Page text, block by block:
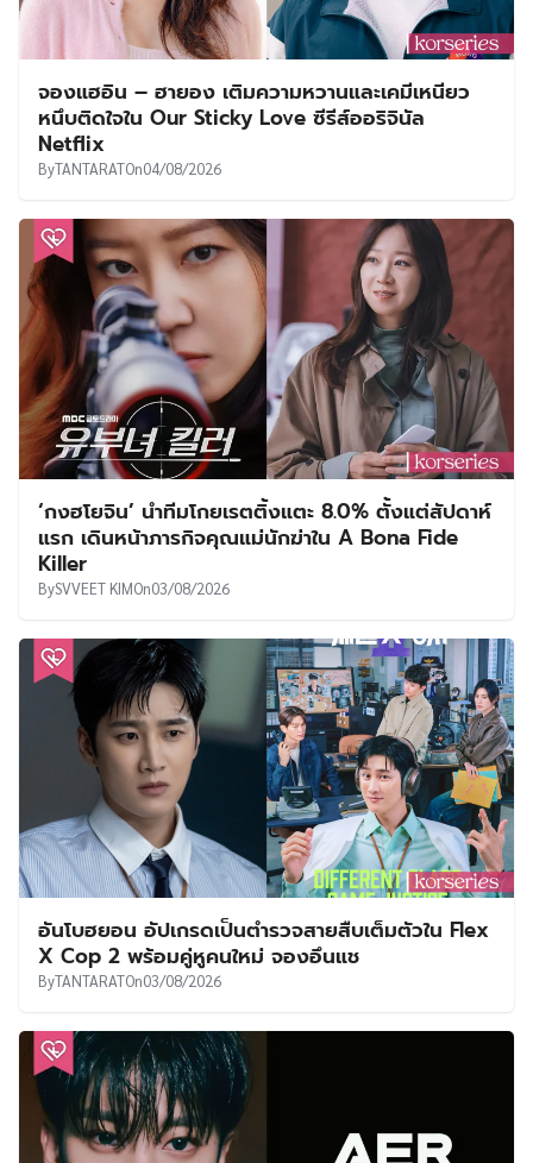
จองแฮอิน – ฮายอง เติมความหวานและเคมีเหนียว
หนึบติดใจใน Our Sticky Love ซีรีส์ออริจินัล
Netflix
ByTANTARATOn04/08/2026
‘กงฮโยจิน’ นำทีมโกยเรตติ้งแตะ 8.0% ตั้งแต่สัปดาห์
แรก เดินหน้าภารกิจคุณแม่นักฆ่าใน A Bona Fide
Killer
BySVVEET KIMOn03/08/2026
อันโบฮยอน อัปเกรดเป็นตำรวจสายสืบเต็มตัวใน Flex
X Cop 2 พร้อมคู่หูคนใหม่ จองอึนแช
ByTANTARATOn03/08/2026